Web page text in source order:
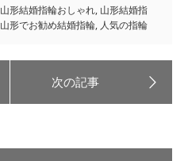
山形結婚指輪おしゃれ, 山形結婚指
山形でお勧め結婚指輪, 人気の指輪